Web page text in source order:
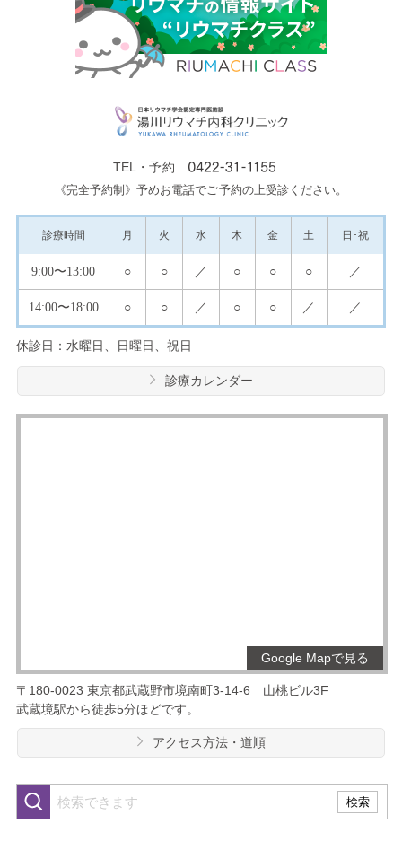
TEL・予約
《完全予約制》予めお電話でご予約の上受診ください。
診療時間 月 火 水 木 金 土 日･祝
9:00〜13:00 ○ ○ ／ ○ ○ ○ ／
14:00〜18:00 ○ ○ ／ ○ ○ ／ ／
休診日：水曜日、日曜日、祝日
診療カレンダー
Google Mapで見る
〒180-0023 東京都武蔵野市境南町3-14-6
山桃ビル3F
武蔵境駅から徒歩5分ほどです。
アクセス方法・道順